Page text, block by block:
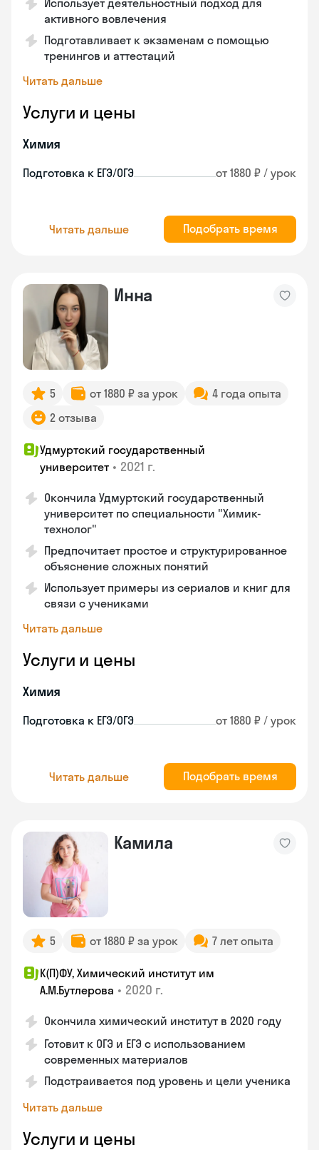
Использует деятельностный подход для
активного вовлечения
Подготавливает к экзаменам с помощью
тренингов и аттестаций
Читать дальше
Услуги и цены
Химия
Подготовка к ЕГЭ/ОГЭ от 1880 ₽ / урок
Читать дальше Подобрать время
Инна
5 от 1880 ₽ за урок
4 года опыта
2 отзыва
Удмуртский государственный
университет • 2021 г.
Окончила Удмуртский государственный
университет по специальности "Химик-
технолог"
Предпочитает простое и структурированное
объяснение сложных понятий
Использует примеры из сериалов и книг для
связи с учениками
Читать дальше
Услуги и цены
Химия
Подготовка к ЕГЭ/ОГЭ от 1880 ₽ / урок
Читать дальше Подобрать время
Камила
5 от 1880 ₽ за урок 7 лет опыта
К(П)ФУ, Химический институт им
А.М.Бутлерова • 2020 г.
Окончила химический институт в 2020 году
Готовит к ОГЭ и ЕГЭ с использованием
современных материалов
Подстраивается под уровень и цели ученика
Читать дальше
Услуги и цены